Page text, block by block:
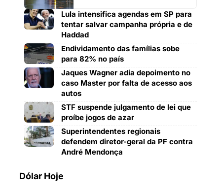
Lula intensifica agendas em SP para
tentar salvar campanha própria e de
Haddad
Endividamento das famílias sobe
para 82% no país
Jaques Wagner adia depoimento no
caso Master por falta de acesso aos
autos
STF suspende julgamento de lei que
proíbe jogos de azar
Superintendentes regionais
defendem diretor-geral da PF contra
André Mendonça
Dólar Hoje